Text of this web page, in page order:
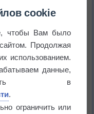
через тень
волны тепла
cookie
чтобы Вам было
Продолжая
использованием.
данные,
в
.
ограничить или